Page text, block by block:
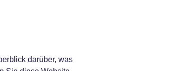
darüber, was